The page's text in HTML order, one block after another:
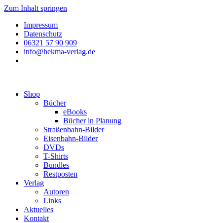
Zum Inhalt springen
Impressum
Datenschutz
06321 57 90 909
info@hekma-verlag.de
Shop
Bücher
eBooks
Bücher in Planung
Straßenbahn-Bilder
Eisenbahn-Bilder
DVDs
T-Shirts
Bundles
Restposten
Verlag
Autoren
Links
Aktuelles
Kontakt